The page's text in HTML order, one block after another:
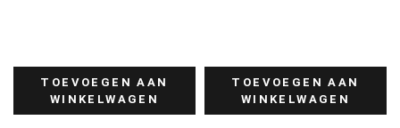
TOEVOEGEN AAN
WINKELWAGEN
TOEVOEGEN AAN
WINKELWAGEN